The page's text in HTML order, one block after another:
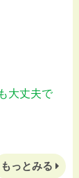
大丈夫で
もっとみる